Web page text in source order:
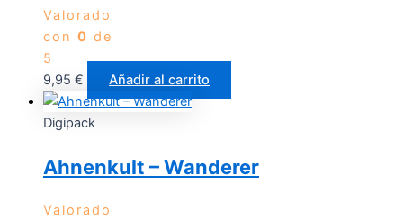
Valorado
con 0 de
5
9,95 € Añadir al carrito
Digipack
Ahnenkult – Wanderer
Valorado